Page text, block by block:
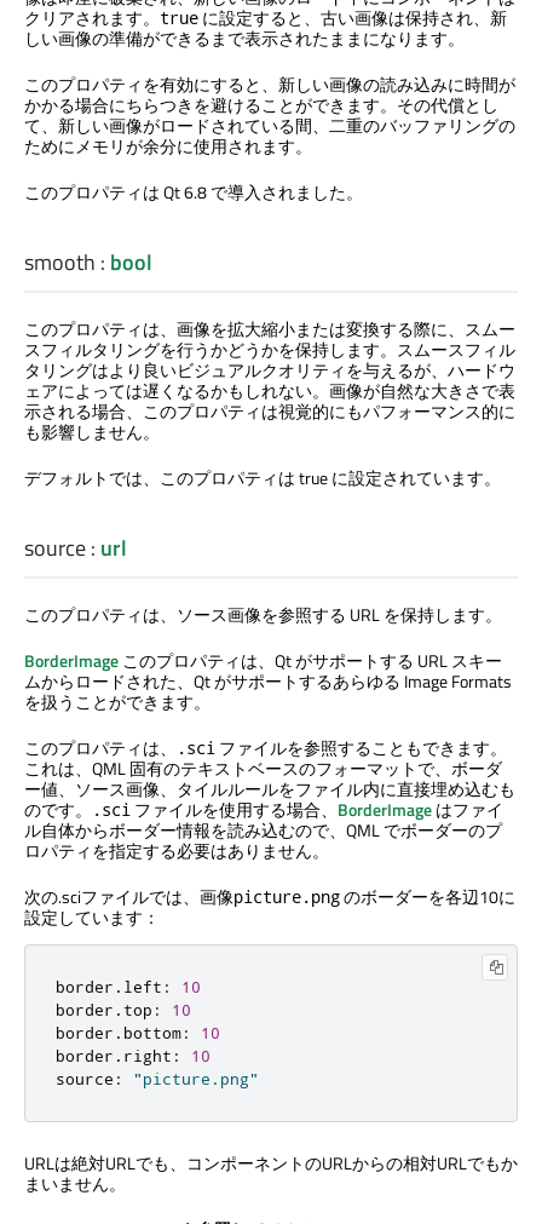
クリアされます。 true に設定すると、古い画像は保持され、新
しい画像の準備ができるまで表示されたままになります。
このプロパティを有効にすると、新しい画像の読み込みに時間が
かかる場合にちらつきを避けることができます。その代償とし
て、新しい画像がロードされている間、二重のバッファリングの
ためにメモリが余分に使用されます。
このプロパティは Qt 6.8 で導入されました。
smooth : bool
このプロパティは、画像を拡大縮小または変換する際に、スムー
スフィルタリングを行うかどうかを保持します。スムースフィル
タリングはより良いビジュアルクオリティを与えるが、ハードウ
ェアによっては遅くなるかもしれない。画像が自然な大きさで表
示される場合、このプロパティは視覚的にもパフォーマンス的に
も影響しません。
デフォルトでは、このプロパティは true に設定されています。
source: url
このプロパティは、ソース画像を参照する URL を保持します。
BorderImageこのプロパティは、Qt がサポートする URL スキー
ムからロードされた、Qt がサポートするあらゆる Image Formats
を扱うことができます。
このプロパティは、
.sci ファイルを参照することもできます。
これは、QML 固有のテキストベースのフォーマットで、ボーダ
ー値、ソース画像、タイルルールをファイル内に直接埋め込むも
のです。
.sci ファイルを使用する場合、 BorderImageはファイ
ル自体からボーダー情報を読み込むので、QML でボーダーのプ
ロパティを指定する必要はありません。
次の.sciファイルでは、画像picture.pngのボーダーを各辺10に
設定しています：
border . left :
10
border . top :
10
border . bottom:
10
border . right :
10
source : "picture.png"
URLは絶対URLでも、コンポーネントのURLからの相対URLでもか
まいません。